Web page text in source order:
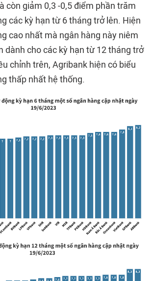
còn giảm 0,3 -0,5 điểm phần trăm
các kỳ hạn từ 6 tháng trở lên. Hiện
cao nhất mà ngân hàng này niêm
dành cho các kỳ hạn từ 12 tháng trở
chỉnh trên, Agribank hiện có biểu
thấp nhất hệ thống.